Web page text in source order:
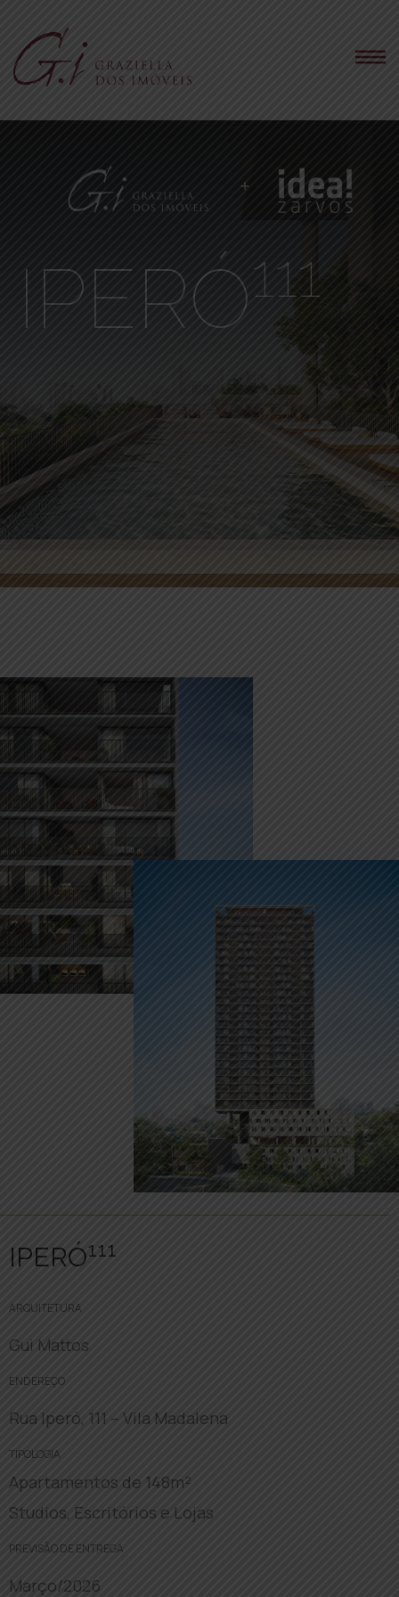
IPERÓ111
IPERÓ111
ARQUITETURA
Gui Mattos
ENDEREÇO
Rua Iperó, 111 – Vila Madalena
TIPOLOGIA
Apartamentos de 148m²
Studios, Escritórios e Lojas
PREVISÃO DE ENTREGA
Março/2026